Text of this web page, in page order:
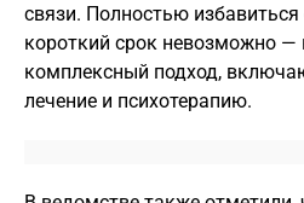
связи. Полностью
короткий срок невозможно —
комплексный подход,
лечение и психотерапию.